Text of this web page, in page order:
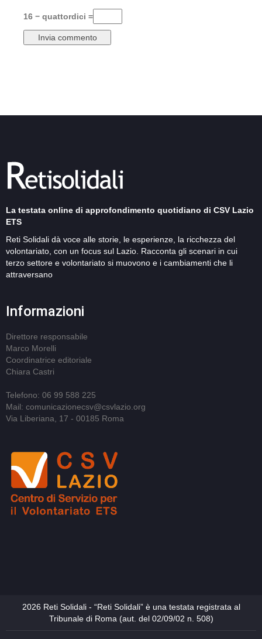
16 − quattordici =
La testata online di approfondimento quotidiano di CSV Lazio
ETS
Reti Solidali dà voce alle storie, le esperienze, la ricchezza del
volontariato, con un focus sul Lazio. Racconta gli scenari in cui
terzo settore e volontariato si muovono e i cambiamenti che li
attraversano
Informazioni
Direttore responsabile
Marco Morelli
Coordinatrice editoriale
Chiara Castri
Telefono: 06 99 588 225
Mail: comunicazionecsv@csvlazio.org
Via Liberiana, 17 - 00185 Roma
2026 Reti Solidali - “Reti Solidali” è una testata registrata al
Tribunale di Roma (aut. del 02/09/02 n. 508)